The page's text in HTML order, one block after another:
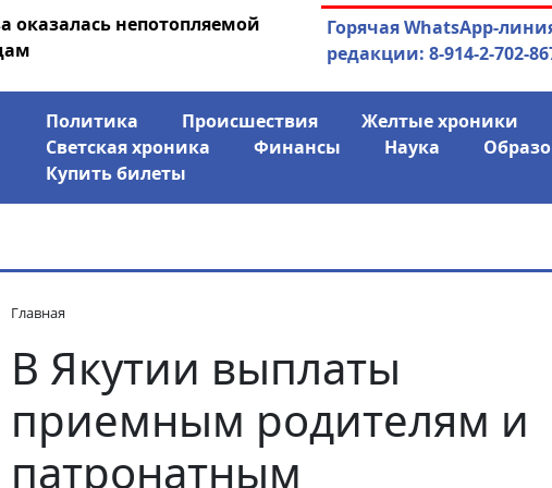
оказалась непотопляемой
30.07.2026 Экс-спикер
совладельцем
Горячая WhatsApp-
редакции: 8-914-2-702-
Политика Происшествия Желтые хроники
Светская хроника
Финансы Наука
Купить билеты
Главная
В Якутии выплаты
приемным родителям и
патронатным